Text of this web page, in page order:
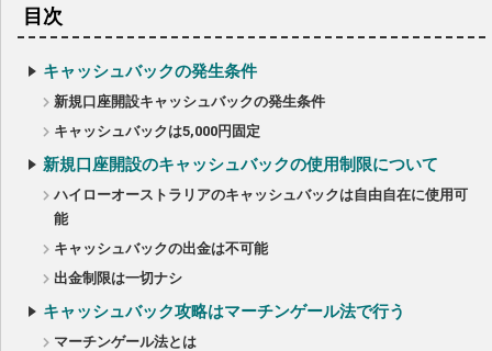
目次
キャッシュバックの発生条件
新規口座開設キャッシュバックの発生条件
キャッシュバックは5,000円固定
新規口座開設のキャッシュバックの使用制限について
ハイローオーストラリアのキャッシュバックは自由自在に使用可
能
キャッシュバックの出金は不可能
出金制限は一切ナシ
キャッシュバック攻略はマーチンゲール法で行う
マーチンゲール法とは